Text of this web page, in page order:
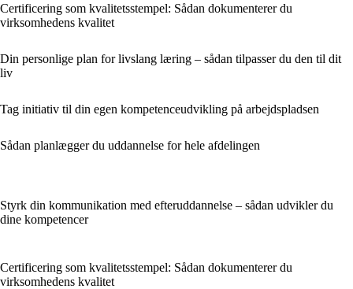
Certificering som kvalitetsstempel: Sådan dokumenterer du
virksomhedens kvalitet
Din personlige plan for livslang læring – sådan tilpasser du den til dit
liv
Tag initiativ til din egen kompetenceudvikling på arbejdspladsen
Sådan planlægger du uddannelse for hele afdelingen
Styrk din kommunikation med efteruddannelse – sådan udvikler du
dine kompetencer
Certificering som kvalitetsstempel: Sådan dokumenterer du
virksomhedens kvalitet